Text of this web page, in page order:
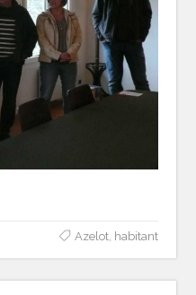
Azelot, habitant